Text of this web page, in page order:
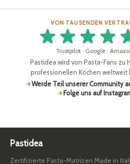
VON TAUSENDEN
Trustpilot · Google ·
Pastidea wird von Pasta-Fans zu
professionellen Köchen weltweit
Werde Teil unserer Community
Folge uns auf
Pastidea
Zertifizierte Pasta-Matrizen Made in